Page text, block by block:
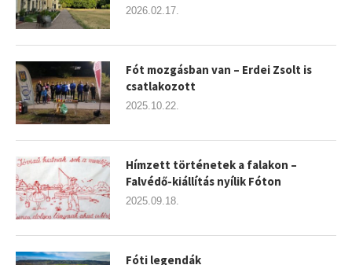
2026.02.17.
Fót mozgásban van – Erdei Zsolt is
csatlakozott
2025.10.22.
Hímzett történetek a falakon –
Falvédő-kiállítás nyílik Fóton
2025.09.18.
Fóti legendák